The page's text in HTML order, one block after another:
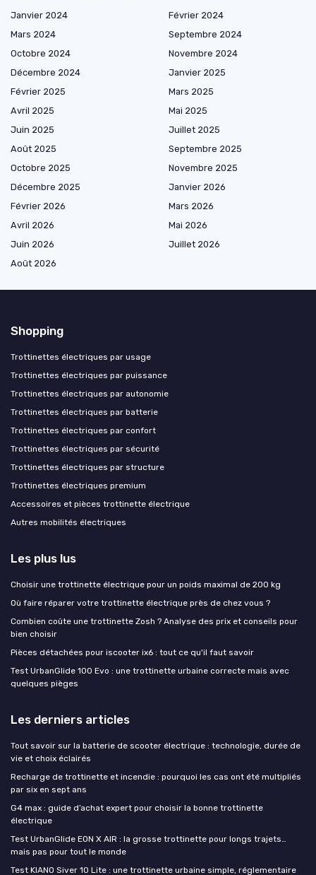
Janvier 2024
Février 2024
Mars 2024
Septembre 2024
Octobre 2024
Novembre 2024
Décembre 2024
Janvier 2025
Février 2025
Mars 2025
Avril 2025
Mai 2025
Juin 2025
Juillet 2025
Août 2025
Septembre 2025
Octobre 2025
Novembre 2025
Décembre 2025
Janvier 2026
Février 2026
Mars 2026
Avril 2026
Mai 2026
Juin 2026
Juillet 2026
Août 2026
Shopping
Trottinettes électriques par usage
Trottinettes électriques par puissance
Trottinettes électriques par autonomie
Trottinettes électriques par batterie
Trottinettes électriques par confort
Trottinettes électriques par sécurité
Trottinettes électriques par structure
Trottinettes électriques premium
Accessoires et pièces trottinette électrique
Autres mobilités électriques
Les plus lus
Choisir une trottinette électrique pour un poids maximal de 200 kg
Où faire réparer votre trottinette électrique près de chez vous ?
Combien coûte une trottinette Zosh ? Analyse des prix et conseils pour
bien choisir
Pièces détachées pour iscooter ix6 : tout ce qu'il faut savoir
Test UrbanGlide 100 Evo : une trottinette urbaine correcte mais avec
quelques pièges
Les derniers articles
Tout savoir sur la batterie de scooter électrique : technologie, durée de
vie et choix éclairés
Recharge de trottinette et incendie : pourquoi les cas ont été multipliés
par six en sept ans
G4 max : guide d’achat expert pour choisir la bonne trottinette
électrique
Test UrbanGlide EON X AIR : la grosse trottinette pour longs trajets…
mais pas pour tout le monde
Test KIANO Siver 10 Lite : une trottinette urbaine simple, réglementaire